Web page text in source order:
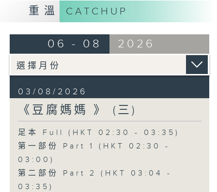
重溫 CATCHUP
06 - 08 2026
03/08/2026
《豆腐媽媽 》 (三)
足本 Full (HKT 02:30 - 03:35)
第一部份 Part 1 (HKT 02:30 -
03:00)
第二部份 Part 2 (HKT 03:04 -
03:35)